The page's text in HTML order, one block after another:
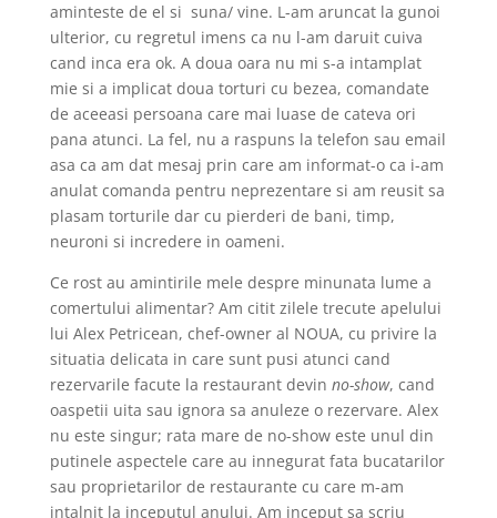
aminteste de el si suna/ vine. L-am aruncat la gunoi
ulterior, cu regretul imens ca nu l-am daruit cuiva
cand inca era ok. A doua oara nu mi s-a intamplat
mie si a implicat doua torturi cu bezea, comandate
de aceeasi persoana care mai luase de cateva ori
pana atunci. La fel, nu a raspuns la telefon sau email
asa ca am dat mesaj prin care am informat-o ca i-am
anulat comanda pentru neprezentare si am reusit sa
plasam torturile dar cu pierderi de bani, timp,
neuroni si incredere in oameni.
Ce rost au amintirile mele despre minunata lume a
comertului alimentar? Am citit zilele trecute apelului
lui Alex Petricean, chef-owner al NOUA, cu privire la
situatia delicata in care sunt pusi atunci cand
rezervarile facute la restaurant devin no-show, cand
oaspetii uita sau ignora sa anuleze o rezervare. Alex
nu este singur; rata mare de no-show este unul din
putinele aspectele care au innegurat fata bucatarilor
sau proprietarilor de restaurante cu care m-am
intalnit la inceputul anului. Am inceput sa scriu